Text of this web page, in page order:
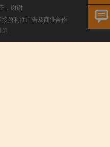
，谢谢
盈利性广告及商业合作
孩